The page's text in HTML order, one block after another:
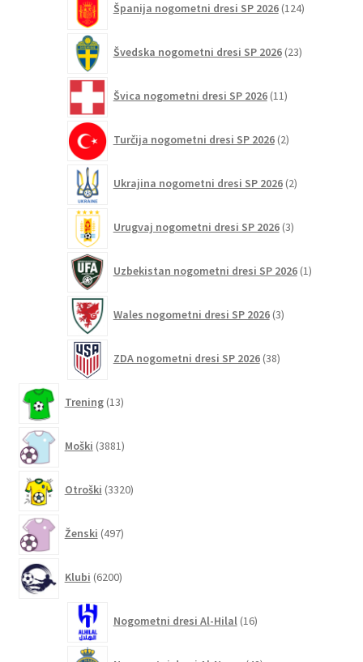
Španija nogometni dresi SP 2026 124izdelkov
Švedska nogometni dresi SP 2026 23izdelkov
Švica nogometni dresi SP 2026 11izdelkov
Turčija nogometni dresi SP 2026 2izdelka
Ukrajina nogometni dresi SP 2026 2izdelka
Urugvaj nogometni dresi SP 2026 3izdelki
Uzbekistan nogometni dresi SP 2026 1izdelek
Wales nogometni dresi SP 2026 3izdelki
ZDA nogometni dresi SP 2026 38izdelkov
Trening 13izdelkov
Moški 3881izdelkov
Otroški 3320izdelkov
Ženski 497izdelkov
Klubi 6200izdelkov
Nogometni dresi Al-Hilal 16izdelkov